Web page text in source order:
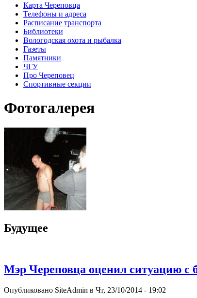
Карта Череповца
Телефоны и адреса
Расписание транспорта
Библиотеки
Вологодская охота и рыбалка
Газеты
Памятники
ЧГУ
Про Череповец
Спортивные секции
Фотогалерея
Будущее
Мэр Череповца оценил ситуацию
Опубликовано SiteAdmin в Чт, 23/10/2014 - 19:02